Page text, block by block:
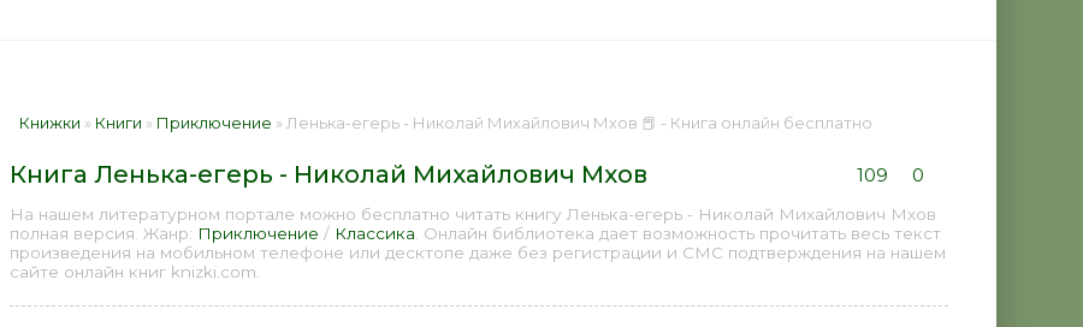
Книжки » Книги » Приключение » Ленька-егерь - Николай Михайлович Мхов 📕 - Книга онлайн бесплатно
Книга Ленька-егерь - Николай Михайлович Мхов 109 0
На нашем литературном портале можно бесплатно читать книгу Ленька-егерь - Николай Михайлович Мхов
полная версия. Жанр: Приключение / Классика . Онлайн библиотека дает возможность прочитать весь текст
произведения на мобильном телефоне или десктопе даже без регистрации и СМС подтверждения на нашем
сайте онлайн книг knizki.com.